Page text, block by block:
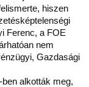
hiszen
Ferenc, a FOE
nem
Gazdasági
alkották meg,